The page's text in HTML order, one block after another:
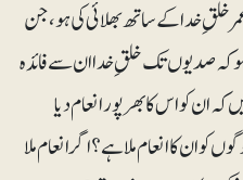
خلقِ خدا کے ساتھ بھلائی کی ہو، جن
کہ صدیوں تک خلقِ خدا ان سے فائدہ
ان کو اس کا بھرپور انعام دیا
ان کا انعام ملا ہے؟ اگر انعام ملا